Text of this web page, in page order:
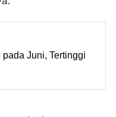
Juni, Tertinggi